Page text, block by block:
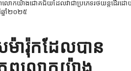
ម៉ារ៉ុកដែលបាន